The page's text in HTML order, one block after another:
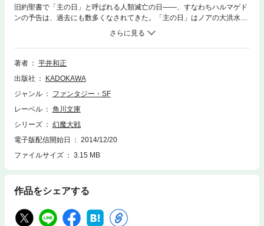
旧約聖書で「主の日」と呼ばれる人類滅亡の日――、すなわちハルマゲド
ンの予告は、過去にも数多くなされてきた。「主の日」はノアの大洪水、
ソドムとゴモラの滅亡、そしてバビロン壊滅という形で現れ、その預言は
いまだに有効である。その日が訪れるのは、必ず驕り高ぶった不遜な人
類、道義的に腐敗しきった人間たちに対する神の怒りが頂点に達した時
だ。そして、「主の日」こそ救世主再臨の日であり、同時にサタン再臨の
もたらす「主の日」が迫る……。目が離せないシリーズ第18弾！
著者
平井和正
出版社
KADOKAWA
ジャンル
ファンタジー・SF
レーベル
角川文庫
シリーズ
幻魔大戦
電子版配信開始日
2014/12/20
ファイルサイズ
3.15 MB
作品をシェアする